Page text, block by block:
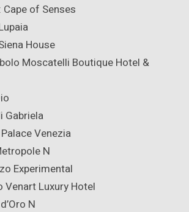
of Senses
House
Moscatelli Boutique Hotel &
Gabriela
Venezia
N
Experimental
Venart Luxury Hotel
N